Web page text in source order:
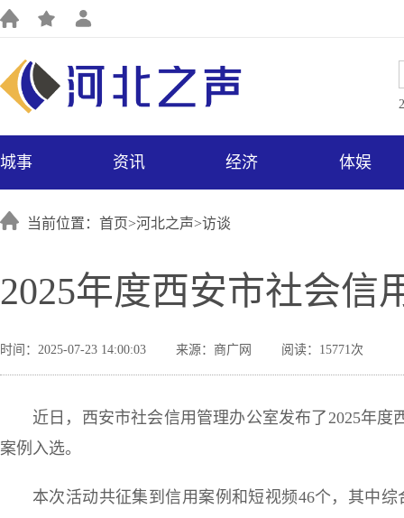
城事 资讯 经济 体娱
当前位置：首页>河北之声>访谈
2025年度西安市社会信
时间：2025-07-23 14:00:03 来源：商广网 阅读：15771次
近日，西安市社会信用管理办公室发布了2025年
案例入选。
本次活动共征集到信用案例和短视频46个，其中